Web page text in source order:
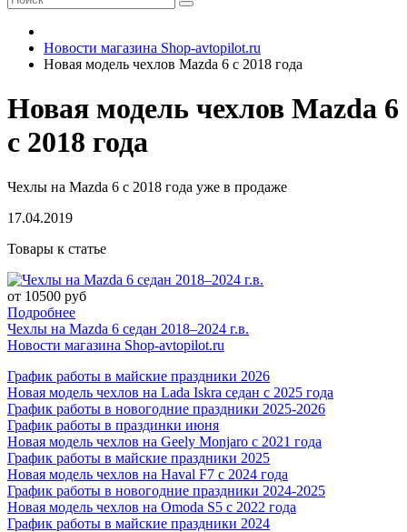
Новости магазина Shop-avtopilot.ru
Новая модель чехлов Mazda 6 с 2018 года
Новая модель чехлов Mazda 6
с 2018 года
Чехлы на Mazda 6 с 2018 года уже в продаже
17.04.2019
Товары к статье
от 10500 руб
Подробнее
Чехлы на Mazda 6 седан 2018–2024 г.в.
Новости магазина Shop-avtopilot.ru
График работы в майские праздники 2026
Новая модель чехлов на Lada Iskra седан с 2025 года
График работы в новогодние праздники 2025-2026
График работы в праздинки июня
Новая модель чехлов на Geely Monjaro с 2021 года
График работы в майские праздники 2025
Новая модель чехлов на Haval F7 с 2024 года
График работы в новогодние праздники 2024-2025
Новая модель чехлов на Omoda S5 с 2022 года
График работы в майские праздники 2024